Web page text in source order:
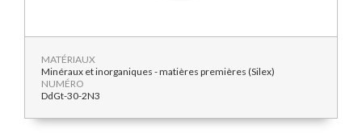
MATÉRIAUX
Minéraux et inorganiques - matières premières (Silex)
NUMÉRO
DdGt-30-2N3